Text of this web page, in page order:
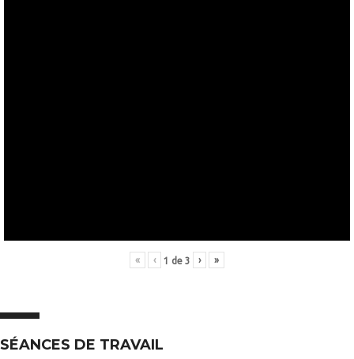
« ‹ 1 de 3 › »
SÉANCES DE TRAVAIL